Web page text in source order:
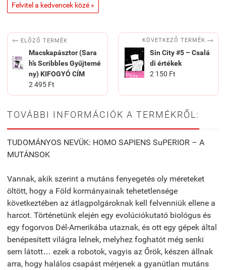
Felvitel a kedvencek közé »
 ELŐZŐ TERMÉK
Macskapásztor (Sara
h’s Scribbles Gyűjtemé
ny) KIFOGYÓ CÍM
2 495 Ft
KÖVETKEZŐ TERMÉK 
Sin City #5 – Csalá
di értékek
2 150 Ft
TOVÁBBI INFORMÁCIÓK A TERMÉKRŐL:
TUDOMÁNYOS NEVÜK: HOMO SAPIENS SuPERIOR – A
MUTÁNSOK
Vannak, akik szerint a mutáns fenyegetés oly méreteket
öltött, hogy a Föld kormányainak tehetetlensége
következtében az átlagpolgároknak kell felvenniük ellene a
harcot. Történetünk elején egy evolúciókutató biológus és
egy fogorvos Dél-Amerikába utaznak, és ott egy gépek által
benépesített világra lelnek, melyhez foghatót még senki
sem látott… ezek a robotok, vagyis az Őrök, készen állnak
arra, hogy halálos csapást mérjenek a gyanútlan mutáns